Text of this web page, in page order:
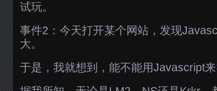
试玩。
事件2：今天打开某个网站，发现
大。
于是，我就想到，能不能用Javascript